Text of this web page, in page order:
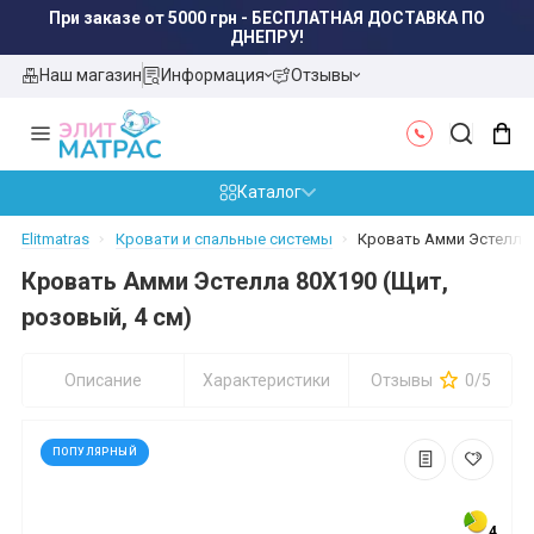
При заказе от 5000 грн - БЕСПЛАТНАЯ ДОСТАВКА ПО
ДНЕПРУ!
Наш магазин
Информация Отзывы
Каталог
Elitmatras Кровати и спальные системы Кровать Амми
Кровать Амми Эстелла 80X190 (Щит,
розовый, 4 см)
Описание Характеристики Отзывы 0/5
ПОПУЛЯРНЫЙ